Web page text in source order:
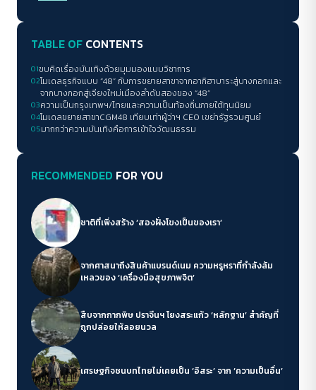
TABLE OF CONTENTS
01ขบคิดเรื่องบันเทิงด้วยมุมมองแบบวิชาการ
02โมเดลธุรกิจแบบ “48” กับการขยายสาขาจากอากิฮาบาระสู่บางกอกและ
จากบางกอกสู่เจียงใหม่เมืองลำดับสองของ “48”
03ความเป็นกรุงเทพฯ/ไทยและความเป็นท้องถิ่นภายใต้ทุนนิยม
04โมเดลขยายสาขาCGM48 เทียบเท่าผู้ว่าฯ CEO เขย่ารัฐรวมศูนย์
05มากกว่าความบันเทิงคือการเข้าใจวัฒนธรรม
RECOMMENDED FOR YOU
ชาติที่เพิ่งสร้าง ‘สองฝั่งโขงเป็นของเรา’
จากศาสนาถึงสินค้าแบรนด์เนม ความหรูหราที่กำลังล้ม
เหลวของ ‘เครื่องมือสุขภาพจิต’
สืบจากกากพิษ ปราจีนฯ โยงสระแก้ว ‘หลักฐาน’ สำคัญที่
ถูกปล่อยให้ลอยนวล
เศรษฐกิจชนบทไทยไม่เคยเป็น ‘อิสระ’ จาก ‘ความเป็นอื่น’